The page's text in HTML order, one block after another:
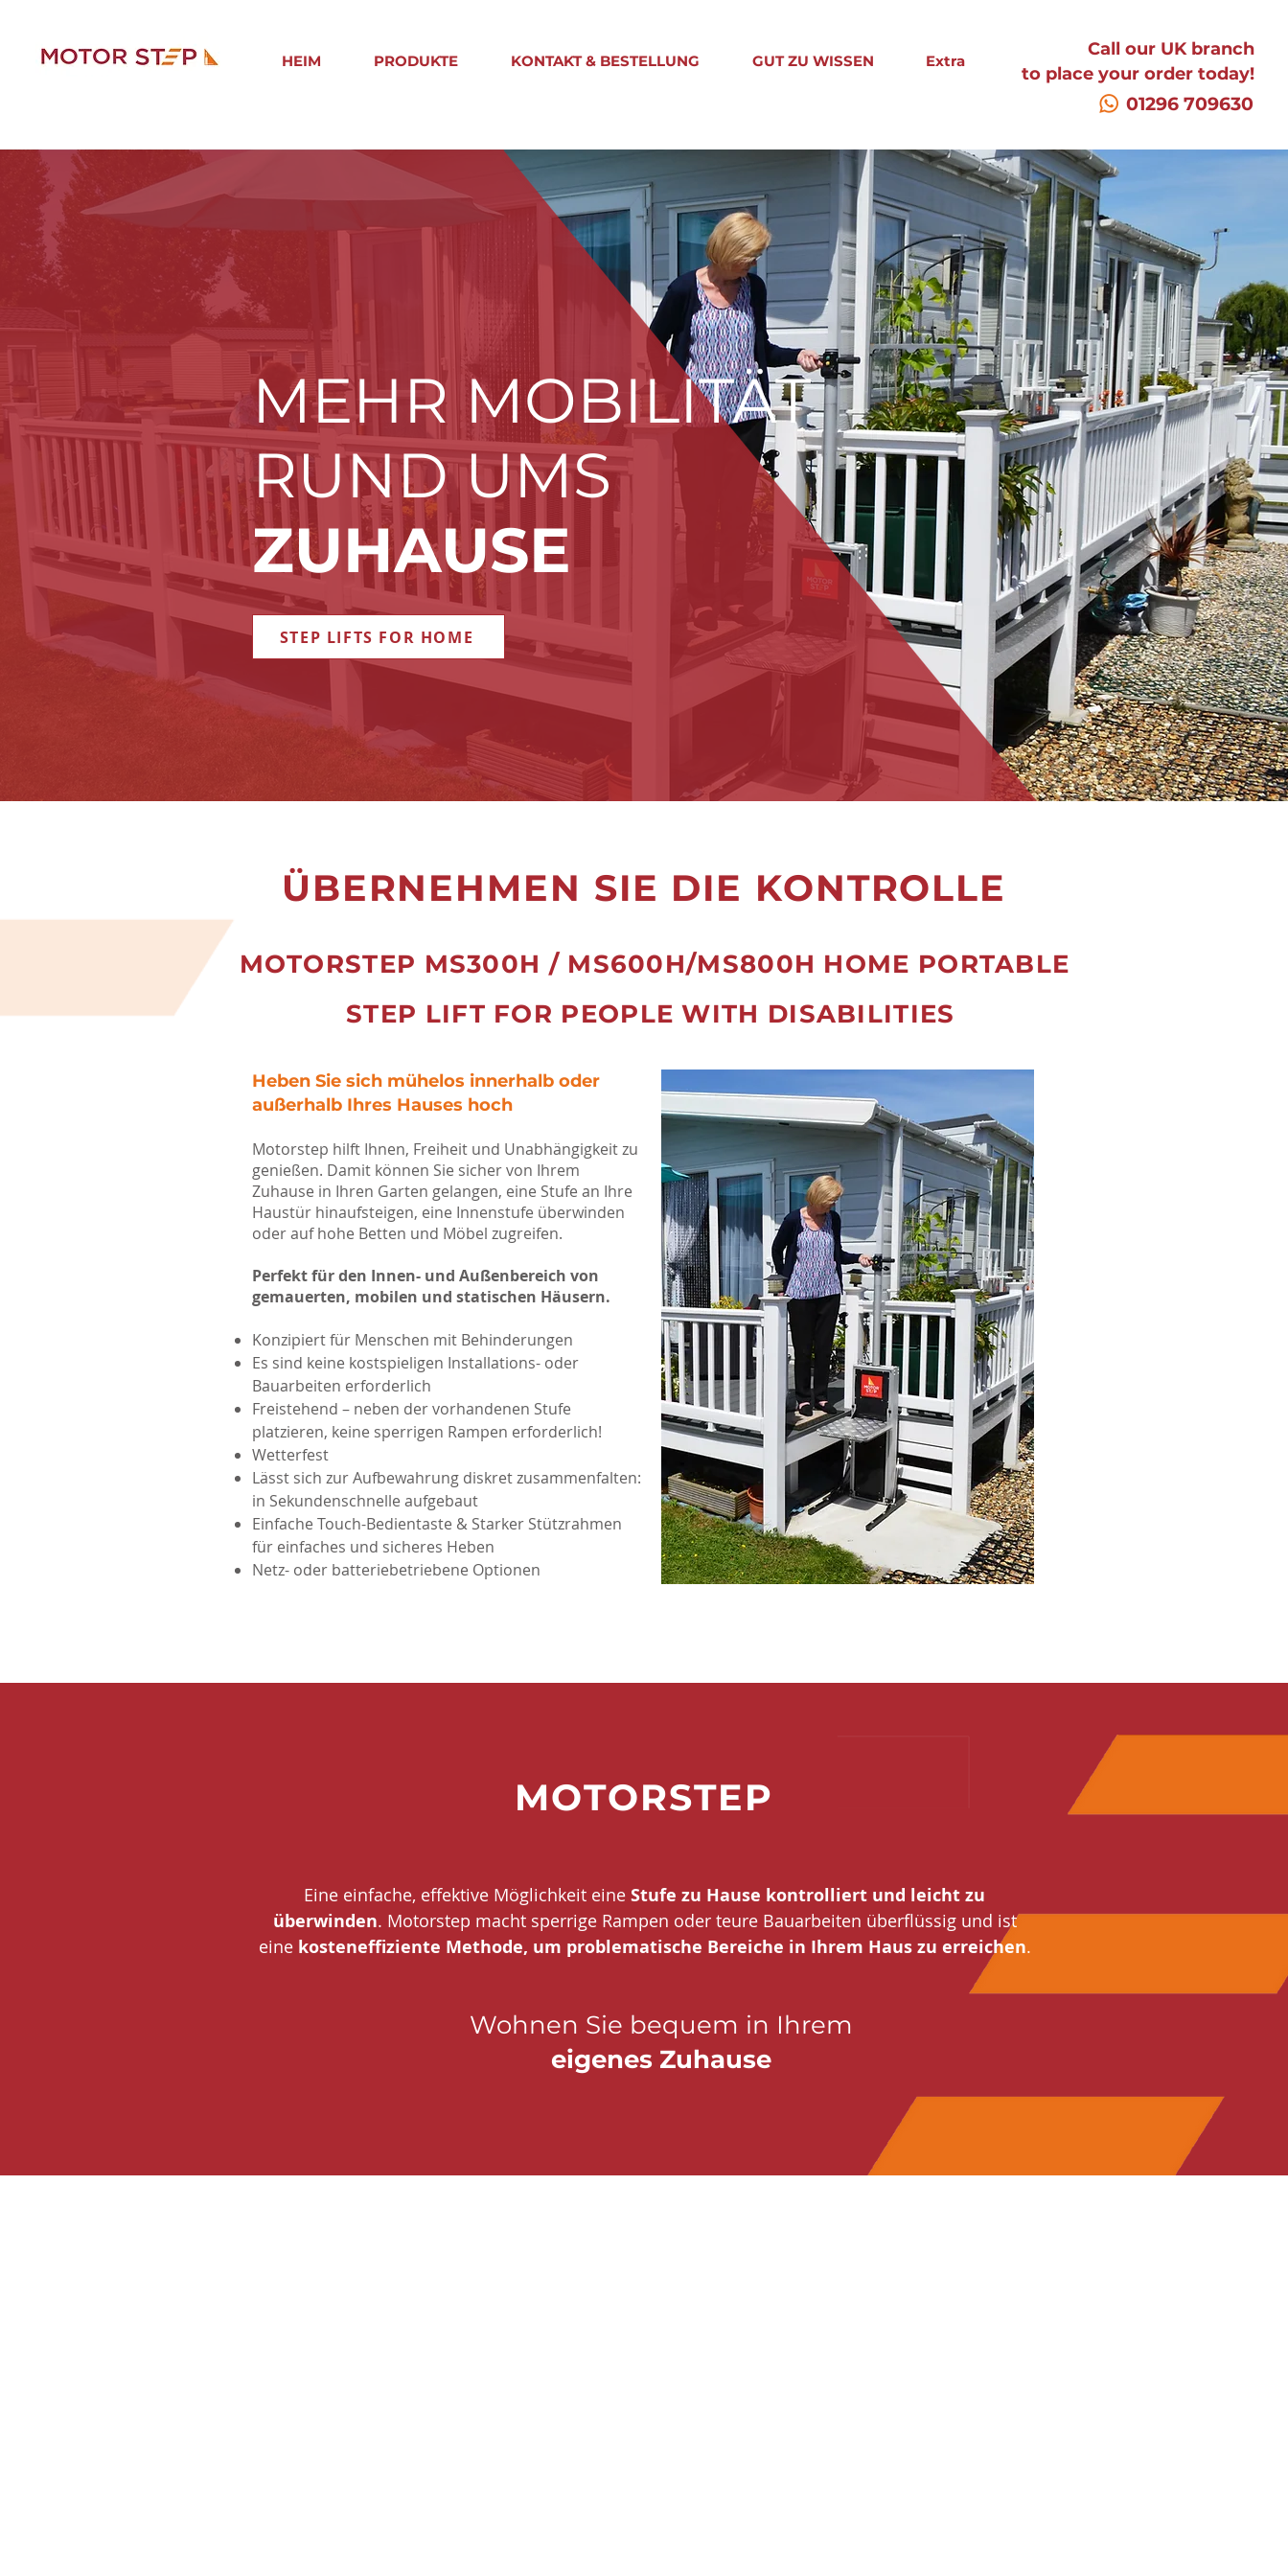
HEIM PRODUKTE KONTAKT & BESTELLUNG GUT ZU WISSEN Extra
Call our UK branch
to place your order today!
01296 709630
MEHR MOBILITÄT
RUND UMS
ZUHAUSE
STEP LIFTS FOR HOME
ÜBERNEHMEN SIE DIE KONTROLLE
MOTORSTEP MS300H / MS600H/MS800H HOME PORTABLE
STEP LIFT FOR PEOPLE WITH DISABILITIES
Heben Sie sich mühelos innerhalb oder
außerhalb Ihres Hauses hoch
Motorstep hilft Ihnen, Freiheit und Unabhängigkeit zu
genießen. Damit können Sie sicher von Ihrem
Zuhause in Ihren Garten gelangen, eine Stufe an Ihre
Haustür hinaufsteigen, eine Innenstufe überwinden
oder auf hohe Betten und Möbel zugreifen.
Perfekt für den Innen- und Außenbereich von
gemauerten, mobilen und statischen Häusern.
Konzipiert für Menschen mit Behinderungen
Es sind keine kostspieligen Installations- oder
Bauarbeiten erforderlich
Freistehend – neben der vorhandenen Stufe
platzieren, keine sperrigen Rampen erforderlich!
Wetterfest
Lässt sich zur Aufbewahrung diskret zusammenfalten:
in Sekundenschnelle aufgebaut
Einfache Touch-Bedientaste & Starker Stützrahmen
für einfaches und sicheres Heben
Netz- oder batteriebetriebene Optionen
MOTORSTEP
Eine einfache, effektive Möglichkeit eine Stufe zu Hause kontrolliert und leicht zu
überwinden. Motorstep macht sperrige Rampen oder teure Bauarbeiten überflüssig und ist
eine kosteneffiziente Methode, um problematische Bereiche in Ihrem Haus zu erreichen.
Wohnen Sie bequem in Ihrem
eigenes Zuhause